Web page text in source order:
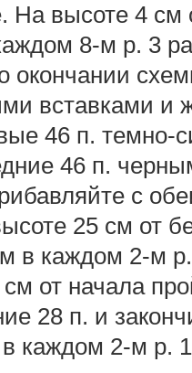
На высоте 4 см
8-м р. 3
окончании
вставками и
46 п.
46 п.
с
25 см от
в каждом 2-м
от начала
28 п. и
каждом 2-м р.